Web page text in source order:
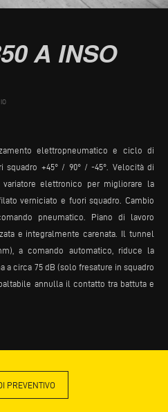
A INSO
elettropneumatico e ciclo di
squadro +45° / 90° / -45°. Velocità di
elettronico per migliorare la
verniciato e fuori squadro. Cambio
pneumatico. Piano di lavoro
e integralmente carenata. Il tunnel
a comando automatico, riduce la
a circa 75 dB (solo fresature in squadro
annulla il contatto tra battuta e
PREVENTIVO